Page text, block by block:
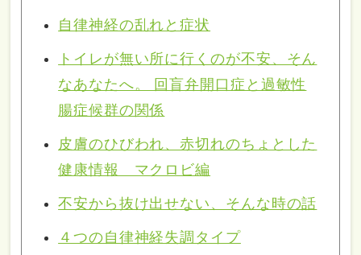
自律神経の乱れと症状
トイレが無い所に行くのが不安、そん
なあなたへ。 回盲弁開口症と過敏性
腸症候群の関係
皮膚のひびわれ、赤切れのちょとした
健康情報 マクロビ編
不安から抜け出せない、そんな時の話
４つの自律神経失調タイプ